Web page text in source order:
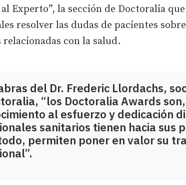
Experto”, la sección de Doctoralia
resolver las dudas de pacientes
relacionadas con la salud.
del Dr. Frederic Llordachs,
“los Doctoralia Awards
al esfuerzo y dedicación
sanitarios tienen hacia sus
permiten poner en valor su